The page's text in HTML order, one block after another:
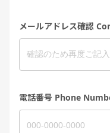
メールアドレス確認
電話番号 Phone